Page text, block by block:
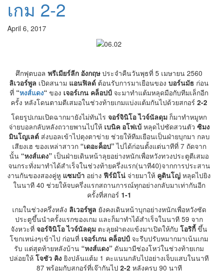
เกม 2-2
April 6, 2017
ศึกฟุตบอล พรีเมียร์ลีก อังกฤษประจำคืนวันพุธที่ 5 เมษายน 2560
ลิเวอร์พูล เปิดสนาม แอนฟิลด์ ต้อนรับการมาเยือนของ บอร์นมัธ ก่อน
ที่ “หงส์แดง“ ของ เจอร์เกน คล็อปป์ จะมาทำแต้มหลุดมือกับทีมเล็กอีก
ครั้ง หลังโดนตามตีเสมอในช่วงท้ายเกมแบ่งแต้มกันไปด้วยสกอร์ 2-2
โดยรูปเกมเปิดฉากมายังไม่ทันไร จอร์จินิโอ ไวจ์นัลดุม ก็มาทำหมูหก
จ่ายบอลกลับหลังถวายพานไปให้ เบนิค อโฟเบ้หลุดไปซัดสวนตัว ซิมง
มินโญเลต์ส่งบอลเข้าไปตุงตาข่าย ช่วยให้ทีมเยือนเป็นฝ่ายบุกมา กลบ
เสียงเฮ ของเหล่าสาวก“เดอะค็อป”ไปได้ก่อนตั้งแต่นาทีที่ 7 ถัดจาก
นั้น “หงส์แดง” เป็นฝ่ายเดินหน้าลุยอย่างหนักเพื่อหวังทวงประตูตีเสมอ
จนกระทั่งมาทำได้สำเร็จในช่วงท้ายครึ่งแรก(นาที40)จากการประสาน
งานกันของสองคู่หู แซมบ้า อย่าง ฟีร์มิโน่ จ่ายมาให้ คูตินโญ่ หลุดไปยิง
ในนาที 40 ช่วยให้จบครึ่งแรกสถานการณ์ทุกอย่างกลับมาเท่ากันอีก
ครั้งที่สกอร์ 1-1
เกมในช่วงครึ่งหลัง ลิเวอร์พูล ยังคงเดินหน้าบุกอย่างหนักเพื่อหวังซัด
ประตูขึ้นนำครั้งแรกของเกม และก็มาทำได้สำเร็จในนาที 59 จาก
จังหวะที่ จอร์จินิโอ ไวจ์นัลดุม ตะลุยฝ่าดงแข้งมาเปิดให้กับ โอริกี้ขึ้น
โขกเหน่งๆเข้าไป ก่อนที่ เจอร์เกน คล็อปป์ จะรีบปรับหมากมาเน้นเกม
รับ แต่สุดท้ายหลังบ้าน “หงส์แดง” ดันมามีช่องโหว่ในช่วงท้ายเกม
ปล่อยให้ โจชัว คิง ยิงปล้นแต้ม 1 คะแนนกลับไปอย่างเจ็บแสบในนาที
87 พร้อมกับสกอร์ที่เจ๊ากันไป 2-2หลังครบ 90 นาที